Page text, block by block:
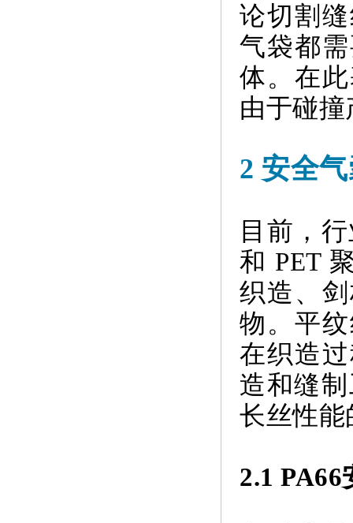
论切割
气袋都
体。在
由于碰
2 安全
目前，
和 PET
织造、
物。平
在织造
造和缝
长丝性能
2.1